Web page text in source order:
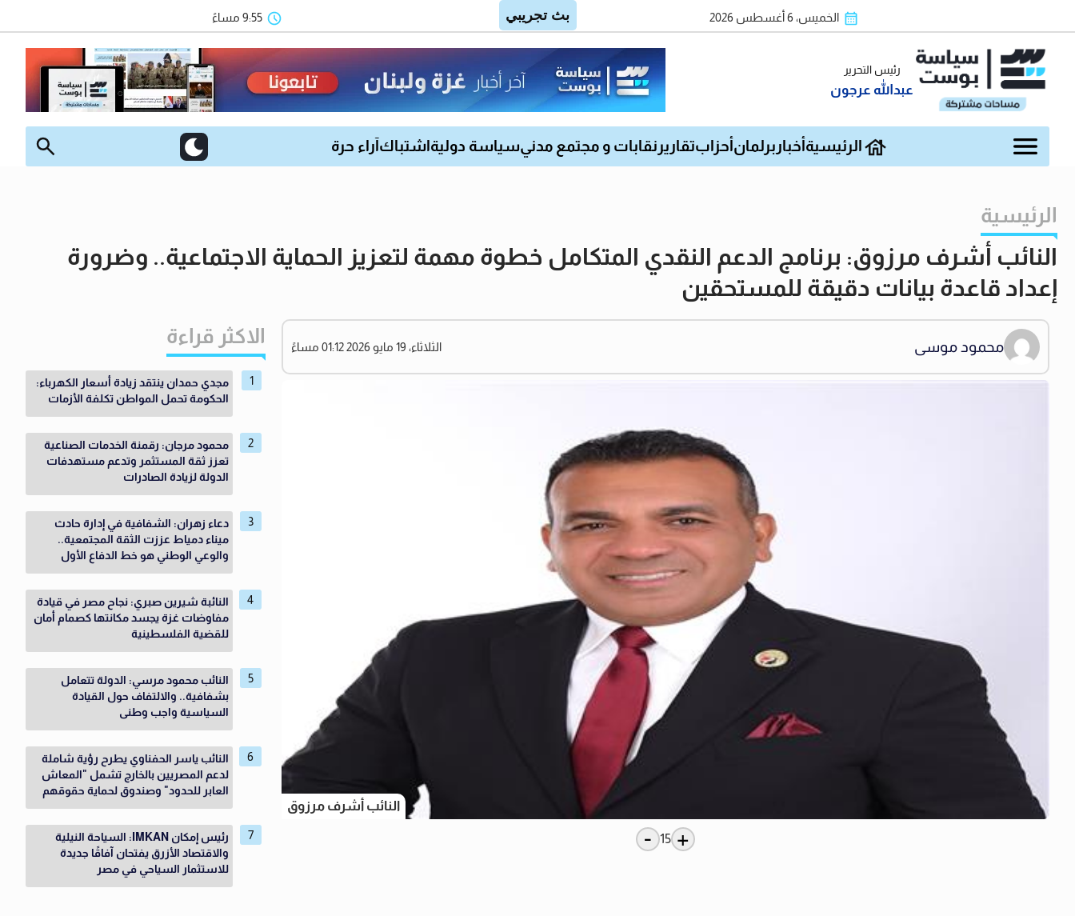
الخميس، 6 أغسطس 2026 9:55 مساءً
رئيس التحرير
عبدالله عرجون
الرئيسية أخبار برلمان أحزابتقارير نقابات و مجتمع مدنيسياسة دولية اشتباك آراء حرة
الرئيسية
النائب أشرف مرزوق: برنامج الدعم النقدي المتكامل خطوة مهمة لتعزيز الحماية الاجتماعية.. وضرورة
إعداد قاعدة بيانات دقيقة للمستحقين
محمود موسى الثلاثاء، 19 مايو 2026 01:12 مساءً
النائب أشرف مرزوق
+
15
-
الاكثر قراءة
مجدي حمدان ينتقد زيادة أسعار الكهرباء:
الحكومة تحمل المواطن تكلفة الأزمات
محمود مرجان: رقمنة الخدمات الصناعية
تعزز ثقة المستثمر وتدعم مستهدفات
الدولة لزيادة الصادرات
دعاء زهران: الشفافية في إدارة حادث
ميناء دمياط عززت الثقة المجتمعية..
والوعي الوطني هو خط الدفاع الأول
النائبة شيرين صبري: نجاح مصر في قيادة
مفاوضات غزة يجسد مكانتها كصمام أمان
للقضية الفلسطينية
النائب محمود مرسي: الدولة تتعامل
بشفافية.. والالتفاف حول القيادة
السياسية واجب وطنى
النائب ياسر الحفناوي يطرح رؤية شاملة
لدعم المصريين بالخارج تشمل "المعاش
العابر للحدود" وصندوق لحماية حقوقهم
رئيس إمكان IMKAN: السياحة النيلية
والاقتصاد الأزرق يفتحان آفاقًا جديدة
للاستثمار السياحي في مصر